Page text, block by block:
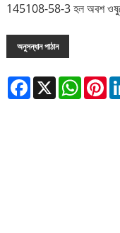
145108-58-3 হল অবশ ওষুধের
অনুসন্ধান পাঠান
Facebook
X